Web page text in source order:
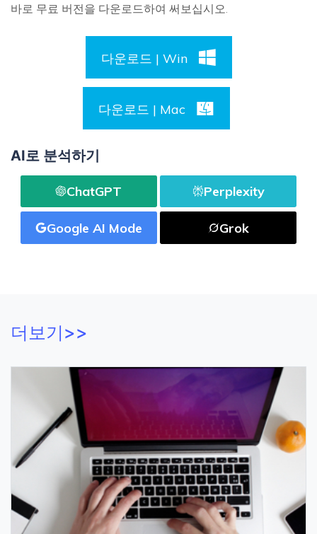
바로 무료 버전을 다운로드하여 써보십시오.
다운로드 | Win
다운로드 | Mac
AI로 분석하기
ChatGPT Perplexity
Google AI Mode Grok
더보기>>